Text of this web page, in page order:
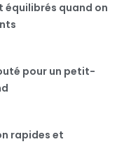
équilibrés quand on
pour un petit-
rapides et